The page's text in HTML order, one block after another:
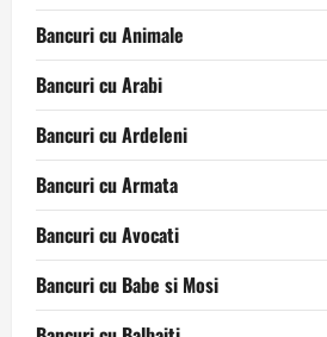
Bancuri cu Animale
Bancuri cu Arabi
Bancuri cu Ardeleni
Bancuri cu Armata
Bancuri cu Avocati
Bancuri cu Babe si Mosi